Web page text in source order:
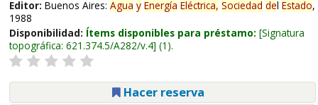
Editor: Buenos Aires: Agua y Energía Eléctrica, Sociedad del Estado,
1988
Disponibilidad: Ítems disponibles para préstamo: Signatura
topográfica: 621.374.5/A282/v.4 (1).
Hacer reserva